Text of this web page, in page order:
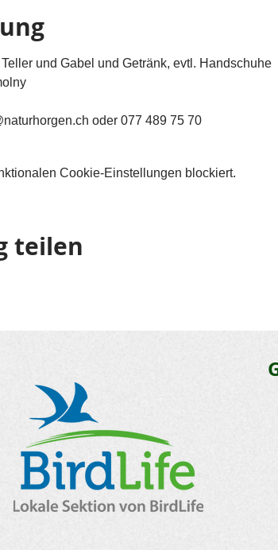
und Gabel und Getränk, evtl. Handschuhe
oder 077 489 75 70
Cookie-Einstellungen blockiert.
teilen